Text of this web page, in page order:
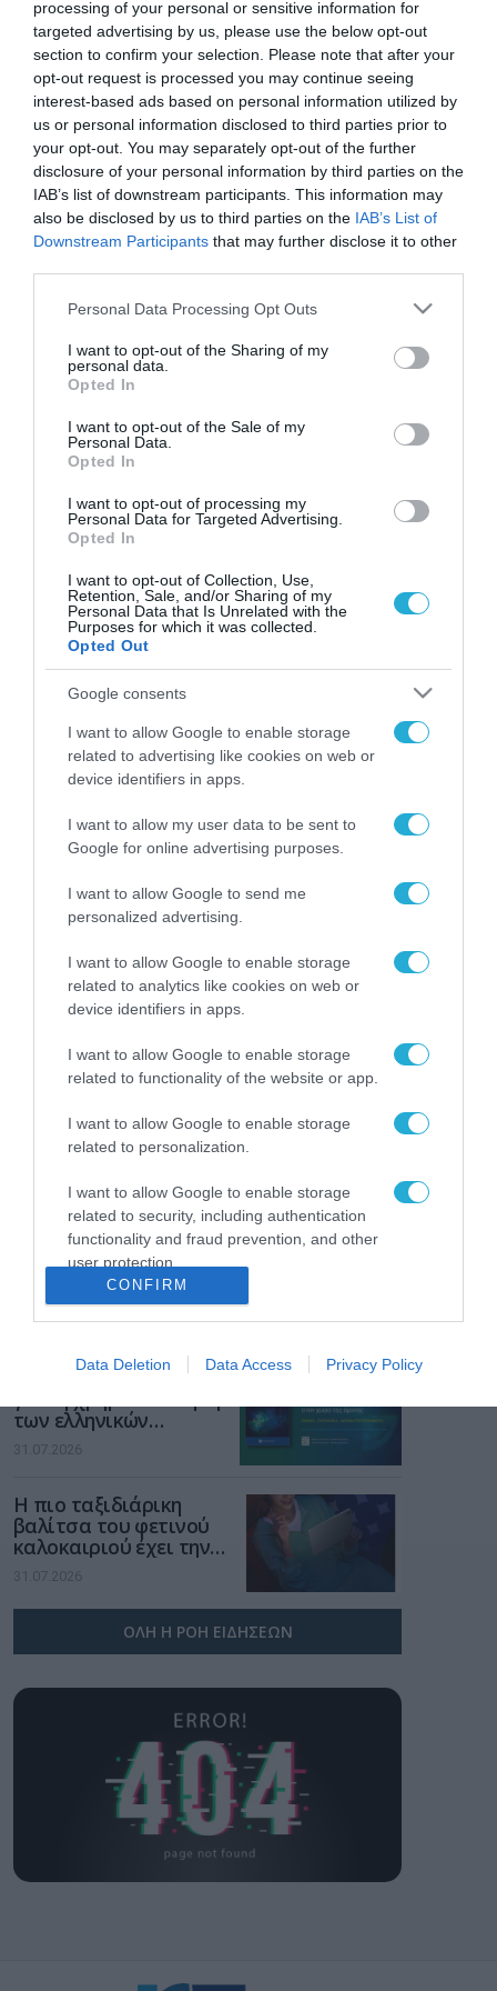
processing of your personal or sensitive information for
targeted advertising by us, please use the below opt-out
section to confirm your selection. Please note that after your
opt-out request is processed you may continue seeing
interest-based ads based on personal information utilized by
us or personal information disclosed to third parties prior to
your opt-out. You may separately opt-out of the further
disclosure of your personal information by third parties on the
IAB’s list of downstream participants. This information may
also be disclosed by us to third parties on the IAB’s List of
Downstream Participants that may further disclose it to other
Please note that this website/app uses one or more Google
not limited to your visit or usage behaviour. You may click to
grant or deny consent to Google and its third-party tags to
use your data for below specified purposes in below Google
consent section.
Personal Data Processing Opt Outs
I want to opt-out of the Sharing of my
personal data.
Opted In
I want to opt-out of the Sale of my
Personal Data.
Opted In
I want to opt-out of processing my
Personal Data for Targeted Advertising.
Opted In
I want to opt-out of Collection, Use,
Retention, Sale, and/or Sharing of my
Personal Data that Is Unrelated with the
Purposes for which it was collected.
Opted Out
Google consents
I want to allow Google to enable storage
related to advertising like cookies on web or
device identifiers in apps.
I want to allow my user data to be sent to
Google for online advertising purposes.
I want to allow Google to send me
personalized advertising.
I want to allow Google to enable storage
related to analytics like cookies on web or
device identifiers in apps.
I want to allow Google to enable storage
related to functionality of the website or app.
I want to allow Google to enable storage
related to personalization.
I want to allow Google to enable storage
related to security, including authentication
functionality and fraud prevention, and other
user protection.
CONFIRM
Data Deletion Data Access Privacy Policy
ΟΙΚΟΝΟΜΙΑ
IHS Markit: Η ανάπτυξη
επιστρέφει ραγδαία στην
μεταποίηση, ακολουθούν οι
υπηρεσίες
23.04.2021
ΡΟΗ ΕΙΔΗΣΕΩΝ
Το χρηματοδοτούμενο
από την ΕΕ έργο “The
ενισχύει την ασφάλεια
των παιδιών στο
ΑΑΔΕ: Διευκρινίσεις
για τα πρόστιμα σε
αφορούν τους ΦΗΜ
31.07.2026
Σ. Καλαφάτης: «Η
Τεχνητή Νοημοσύνη
δεν είναι απλώς μια
νέα τεχνολογία, είναι
επανάσταση»
31.07.2026
Νέος οδηγός του ΕΚΤ
των ελληνικών
επιχειρήσεων στον
χώρο της άμυνας
31.07.2026
Η πιο ταξιδιάρικη
βαλίτσα του φετινού
καλοκαιριού έχει την
υπογραφή της Xiaomi
31.07.2026
ΟΛΗ Η ΡΟΗ ΕΙΔΗΣΕΩΝ